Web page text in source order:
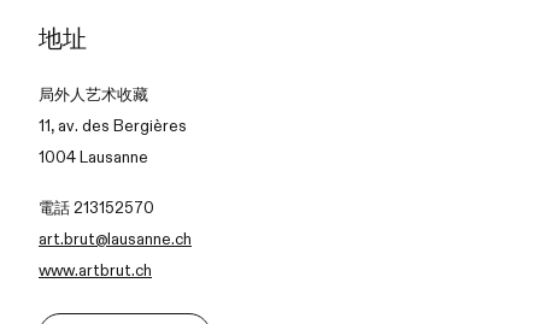
地址
局外人艺术收藏
11, av. des Bergières
1004 Lausanne
電話 213152570
art.brut@lausanne.ch
www.artbrut.ch